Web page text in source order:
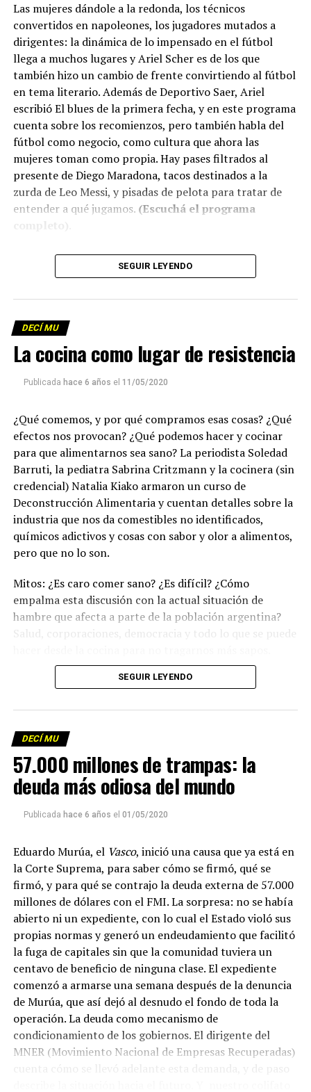
Las mujeres dándole a la redonda, los técnicos
convertidos en napoleones, los jugadores mutados a
dirigentes: la dinámica de lo impensado en el fútbol
llega a muchos lugares y Ariel Scher es de los que
también hizo un cambio de frente convirtiendo al fútbol
en tema literario. Además de Deportivo Saer, Ariel
escribió El blues de la primera fecha, y en este programa
cuenta sobre los recomienzos, pero también habla del
fútbol como negocio, como cultura que ahora las
mujeres toman como propia. Hay pases filtrados al
presente de Diego Maradona, tacos destinados a la
zurda de Leo Messi, y pisadas de pelota para tratar de
entender a qué jugamos. (Escuchá el programa
Descargar los archivos de audio:Bloque 1/Bloque 2
Descargar el programa
La reproducción de este programa es libre. Sólo tenés
que mandar un mail a
emitir todos los programas de Decí MU
SEGUIR LEYENDO
DECÍ MU
La cocina como lugar de resistencia
Publicada hace 6 años el 11/05/2020
¿Qué comemos, y por qué compramos esas cosas? ¿Qué
efectos nos provocan? ¿Qué podemos hacer y cocinar
para que alimentarnos sea sano? La periodista Soledad
Barruti, la pediatra Sabrina Critzmann y la cocinera (sin
credencial) Natalia Kiako armaron un curso de
Deconstrucción Alimentaria y cuentan detalles sobre la
industria que nos da comestibles no identificados,
químicos adictivos y cosas con sabor y olor a alimentos,
pero que no lo son.
Mitos: ¿Es caro comer sano? ¿Es difícil? ¿Cómo
empalma esta discusión con la actual situación de
hambre que afecta a parte de la población argentina?
Salud, corporaciones, democracia y todo lo que se puede
(Escuchá el programa completo).
Foto: Martina Perosa
Descargar el programa
La reproducción de este programa es libre. Sólo tenés
que mandar un mail ainfolavaca@yahoo.com.ar
emitir todos los programas de Decí MU
SEGUIR LEYENDO
DECÍ MU
57.000 millones de trampas: la
deuda más odiosa del mundo
Publicada hace 6 años el 01/05/2020
Eduardo Murúa, el Vasco, inició una causa que ya está en
la Corte Suprema, para saber cómo se firmó, qué se
firmó, y para qué se contrajo la deuda externa de 57.000
millones de dólares con el FMI. La sorpresa: no se había
abierto ni un expediente, con lo cual el Estado violó sus
propias normas y generó un endeudamiento que facilitó
la fuga de capitales sin que la comunidad tuviera un
centavo de beneficio de ninguna clase. El expediente
comenzó a armarse una semana después de la denuncia
de Murúa, que así dejó al desnudo el fondo de toda la
operación. La deuda como mecanismo de
condicionamiento de los gobiernos. El dirigente del
MNER (Movimiento Nacional de Empresas Recuperadas)